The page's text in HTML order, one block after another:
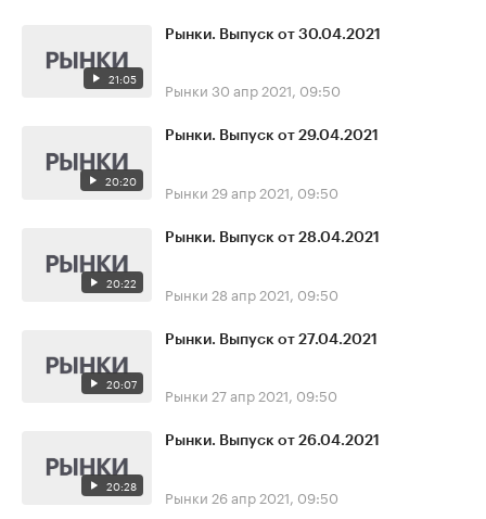
21:05
Рынки. Выпуск от 30.04.2021
Рынки 30 апр 2021, 09:50
20:20
Рынки. Выпуск от 29.04.2021
Рынки 29 апр 2021, 09:50
20:22
Рынки. Выпуск от 28.04.2021
Рынки 28 апр 2021, 09:50
20:07
Рынки. Выпуск от 27.04.2021
Рынки 27 апр 2021, 09:50
20:28
Рынки. Выпуск от 26.04.2021
Рынки 26 апр 2021, 09:50